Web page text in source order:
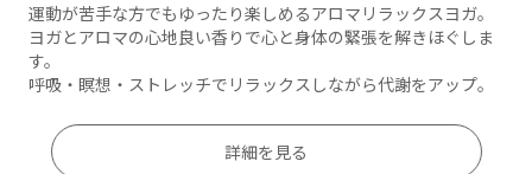
運動が苦手な方でもゆったり楽しめるアロマリラックスヨガ。
ヨガとアロマの心地良い香りで心と身体の緊張を解きほぐしま
す。
呼吸・瞑想・ストレッチでリラックスしながら代謝をアップ。
詳細を見る